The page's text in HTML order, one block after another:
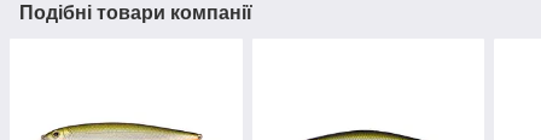
Подібні товари компанії